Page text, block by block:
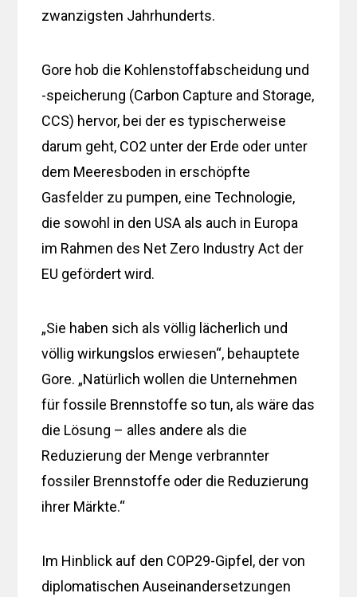
zwanzigsten Jahrhunderts.
Gore hob die Kohlenstoffabscheidung und
-speicherung (Carbon Capture and Storage,
CCS) hervor, bei der es typischerweise
darum geht, CO2 unter der Erde oder unter
dem Meeresboden in erschöpfte
Gasfelder zu pumpen, eine Technologie,
die sowohl in den USA als auch in Europa
im Rahmen des Net Zero Industry Act der
EU gefördert wird.
„Sie haben sich als völlig lächerlich und
völlig wirkungslos erwiesen“, behauptete
Gore. „Natürlich wollen die Unternehmen
für fossile Brennstoffe so tun, als wäre das
die Lösung – alles andere als die
Reduzierung der Menge verbrannter
fossiler Brennstoffe oder die Reduzierung
ihrer Märkte.“
Im Hinblick auf den COP29-Gipfel, der von
diplomatischen Auseinandersetzungen